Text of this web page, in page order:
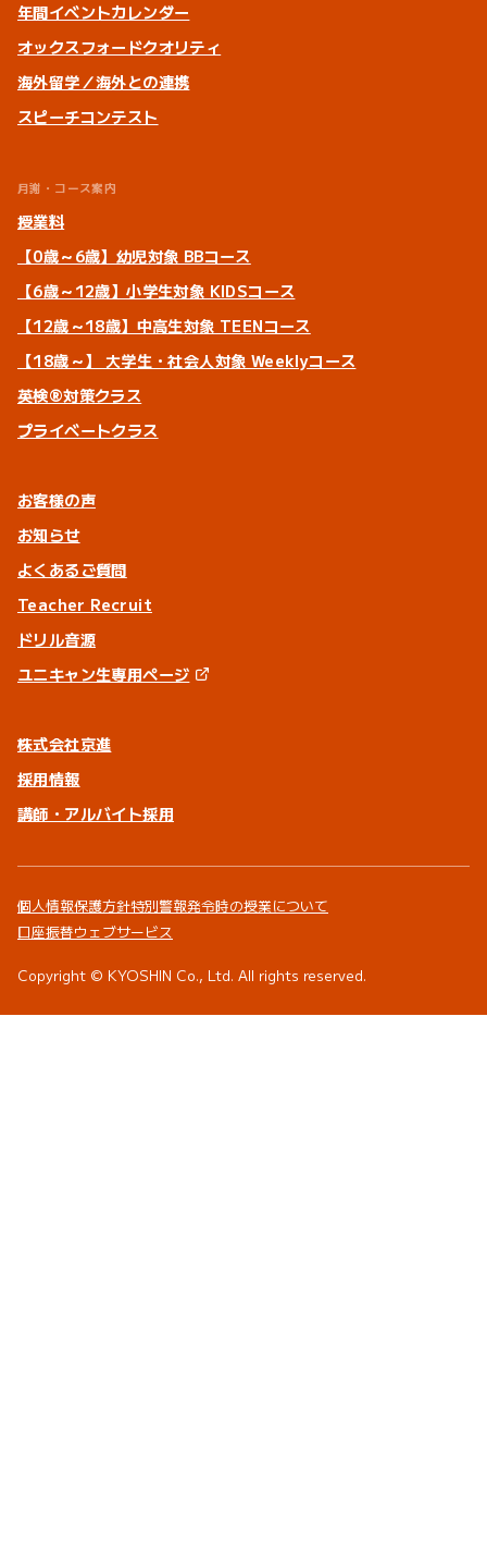
年間イベントカレンダー
オックスフォードクオリティ
海外留学／海外との連携
スピーチコンテスト
月謝・コース案内
授業料
【0歳～6歳】幼児対象 BBコース
【6歳～12歳】小学生対象 KIDSコース
【12歳～18歳】中高生対象 TEENコース
【18歳～】 大学生・社会人対象 Weeklyコース
英検®対策クラス
プライベートクラス
お客様の声
お知らせ
よくあるご質問
Teacher Recruit
ドリル音源
ユニキャン生専用ページ
株式会社京進
採用情報
講師・アルバイト採用
個人情報保護方針特別警報発令時の授業について
口座振替ウェブサービス
Copyright © KYOSHIN Co., Ltd. All rights reserved.